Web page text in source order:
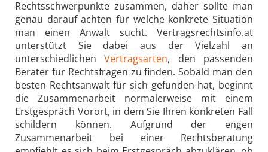
Rechtsschwerpunkte zusammen, daher sollte man
genau darauf achten für welche konkrete Situation
man einen Anwalt sucht. Vertragsrechtsinfo.at
unterstützt Sie dabei aus der Vielzahl an
unterschiedlichenVertragsarten, den passenden
Berater für Rechtsfragen zu finden. Sobald man den
besten Rechtsanwalt für sich gefunden hat, beginnt
die Zusammenarbeit normalerweise mit einem
Erstgespräch Vorort, in dem Sie Ihren konkreten Fall
schildern können. Aufgrund der engen
Zusammenarbeit bei einer Rechtsberatung